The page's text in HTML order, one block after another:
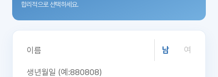
합리적으로 선택하세요.
남 여